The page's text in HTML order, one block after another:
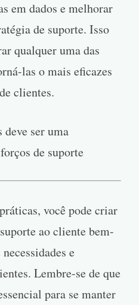
em dados e melhorar
de suporte. Isso
qualquer uma das
las o mais eficazes
clientes.
deve ser uma
de suporte
você pode criar
ao cliente bem-
e
Lembre-se de que
para se manter